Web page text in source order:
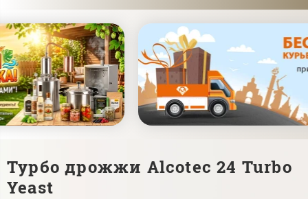
Турбо дрожжи Alcotec 24 Turbo
Yeast